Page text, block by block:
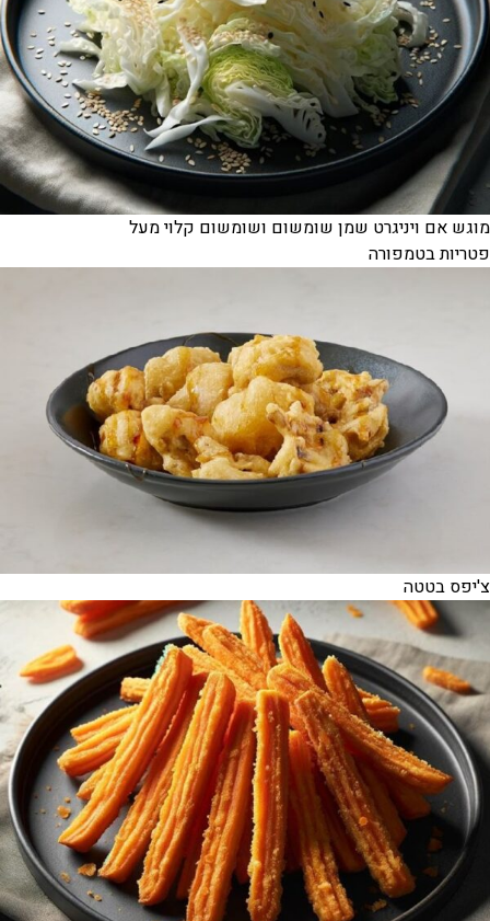
מוגש אם ויניגרט שמן שומשום ושומשום קלוי מעל
פטריות בטמפורה
צ'יפס בטטה